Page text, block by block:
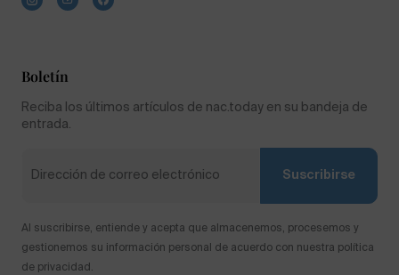
Boletín
Reciba los últimos artículos de nac.today en su bandeja de
entrada.
Suscribirse
Al suscribirse, entiende y acepta que almacenemos, procesemos y
gestionemos su información personal de acuerdo con nuestra política
de privacidad.